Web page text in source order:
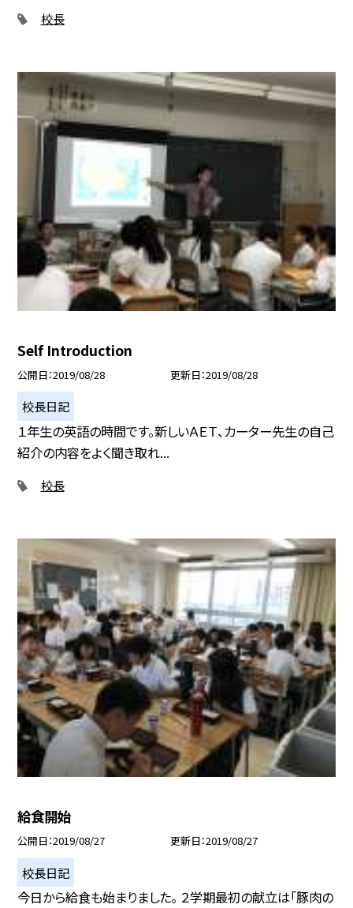
校長
Self Introduction
公開日 2019/08/28 更新日 2019/08/28
校長日記
１年生の英語の時間です。新しいＡＥＴ、カーター先生の自己
紹介の内容をよく聞き取れ...
校長
給食開始
公開日 2019/08/27 更新日 2019/08/27
校長日記
今日から給食も始まりました。 ２学期最初の献立は「豚肉の